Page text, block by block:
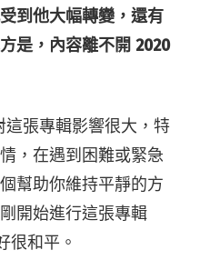
到他大幅轉變，還有
是，內容離不開 2020
這張專輯影響很大，特
，在遇到困難或緊急
幫助你維持平靜的方
開始進行這張專輯
很和平。